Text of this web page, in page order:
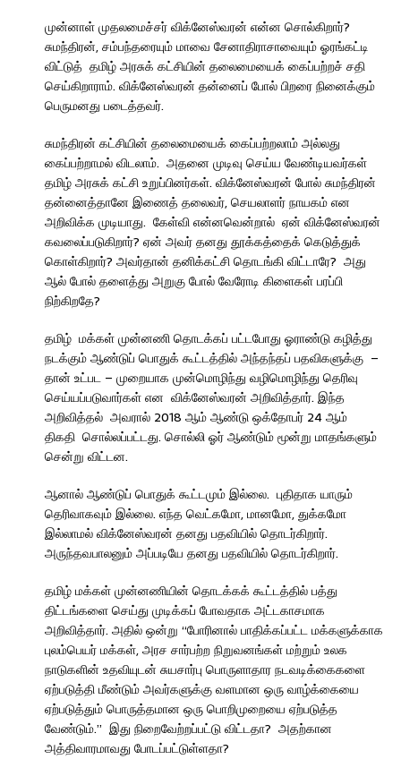
முன்னாள் முதலமைச்சர் விக்னேஸ்வரன் என்ன சொல்கிறார்?
சுமந்திரன், சம்பந்தரையும் மாவை சேனாதிராசாவையும் ஓரங்கட்டி
விட்டுத் தமிழ் அரசுக் கட்சியின் தலைமையைக் கைப்பற்றச் சதி
செய்கிறாராம். விக்னேஸ்வரன் தன்னைப் போல் பிறரை நினைக்கும்
பெருமனது படைத்தவர்.
சுமந்திரன் கட்சியின் தலைமையைக் கைப்பற்றலாம் அல்லது
கைப்பற்றாமல் விடலாம். அதனை முடிவு செய்ய வேண்டியவர்கள்
தமிழ் அரசுக் கட்சி உறுப்பினர்கள். விக்னேஸ்வரன் போல் சுமந்திரன்
தன்னைத்தானே இணைத் தலைவர், செயலாளர் நாயகம் என
அறிவிக்க முடியாது. கேள்வி என்னவென்றால் ஏன் விக்னேஸ்வரன்
கவலைப்படுகிறார்? ஏன் அவர் தனது தூக்கத்தைக் கெடுத்துக்
கொள்கிறார்? அவர்தான் தனிக்கட்சி தொடங்கி விட்டாரே? அது
ஆல் போல் தளைத்து அறுகு போல் வேரோடி கிளைகள் பரப்பி
நிற்கிறதே?
தமிழ் மக்கள் முன்னணி தொடக்கப் பட்டபோது ஓராண்டு கழித்து
நடக்கும் ஆண்டுப் பொதுக் கூட்டத்தில் அந்தந்தப் பதவிகளுக்கு –
தான் உட்பட – முறையாக முன்மொழிந்து வழிமொழிந்து தெரிவு
செய்யப்படுவார்கள் என விக்னேஸ்வரன் அறிவித்தார். இந்த
அறிவித்தல் அவரால் 2018 ஆம் ஆண்டு ஒக்தோபர் 24 ஆம்
திகதி சொல்லப்பட்டது. சொல்லி ஓர் ஆண்டும் மூன்று மாதங்களும்
சென்று விட்டன.
ஆனால் ஆண்டுப் பொதுக் கூட்டமும் இல்லை. புதிதாக யாரும்
தெரிவாகவும் இல்லை. எந்த வெட்கமோ, மானமோ, துக்கமோ
இல்லாமல் விக்னேஸ்வரன் தனது பதவியில் தொடர்கிறார்.
அருந்தவபாலனும் அப்படியே தனது பதவியில் தொடர்கிறார்.
தமிழ் மக்கள் முன்னணியின் தொடக்கக் கூட்டத்தில் பத்து
திட்டங்களை செய்து முடிக்கப் போவதாக அட்டகாசமாக
அறிவித்தார். அதில் ஒன்று “போரினால் பாதிக்கப்பட்ட மக்களுக்காக
புலம்பெயர் மக்கள், அரச சார்பற்ற நிறுவனங்கள் மற்றும் உலக
நாடுகளின் உதவியுடன் சுயசார்பு பொருளாதார நடவடிக்கைகளை
ஏற்படுத்தி மீண்டும் அவர்களுக்கு வளமான ஒரு வாழ்க்கையை
ஏற்படுத்தும் பொருத்தமான ஒரு பொறிமுறையை ஏற்படுத்த
வேண்டும்.” இது நிறைவேற்றப்பட்டு விட்டதா? அதற்கான
அத்திவாரமாவது போடப்பட்டுள்ளதா?